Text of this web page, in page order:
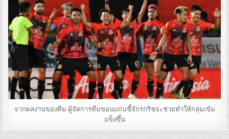
จากผลงานของทีม ผู้จัดการทีมขอนแก่นชี้จักรกริชจะช่วยทำให้กลุ่มเข้ม
แข็งขึ้น